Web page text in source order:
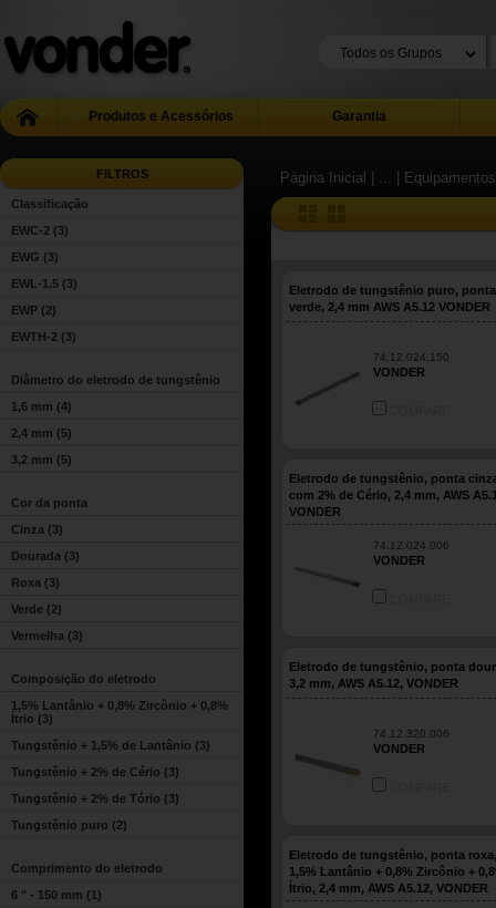
Produtos e Acessórios Garantia
FILTROS
Classificação
EWC-2 (3)
EWG (3)
EWL-1.5 (3)
EWP (2)
EWTH-2 (3)
Diâmetro do eletrodo de tungstênio
1,6 mm (4)
2,4 mm (5)
3,2 mm (5)
Cor da ponta
Cinza (3)
Dourada (3)
Roxa (3)
Verde (2)
Vermelha (3)
Composição do eletrodo
1,5% Lantânio + 0,8% Zircônio + 0,8%
Ítrio (3)
Tungstênio + 1,5% de Lantânio (3)
Tungstênio + 2% de Cério (3)
Tungstênio + 2% de Tório (3)
Tungstênio puro (2)
Comprimento do eletrodo
6 " - 150 mm (1)
Página Inicial | ... |
Eletrodo de tungstênio puro, ponta
verde, 2,4 mm AWS A5.12 VONDER
74.12.024.150
VONDER
Eletrodo de tungstênio, ponta
com 2% de Cério, 2,4 mm, AWS
VONDER
74.12.024.006
VONDER
Eletrodo de tungstênio, ponta
3,2 mm, AWS A5.12, VONDER
74.12.320.006
VONDER
Eletrodo de tungstênio, ponta
1,5% Lantânio + 0,8% Zircônio +
Ítrio, 2,4 mm, AWS A5.12, VONDER